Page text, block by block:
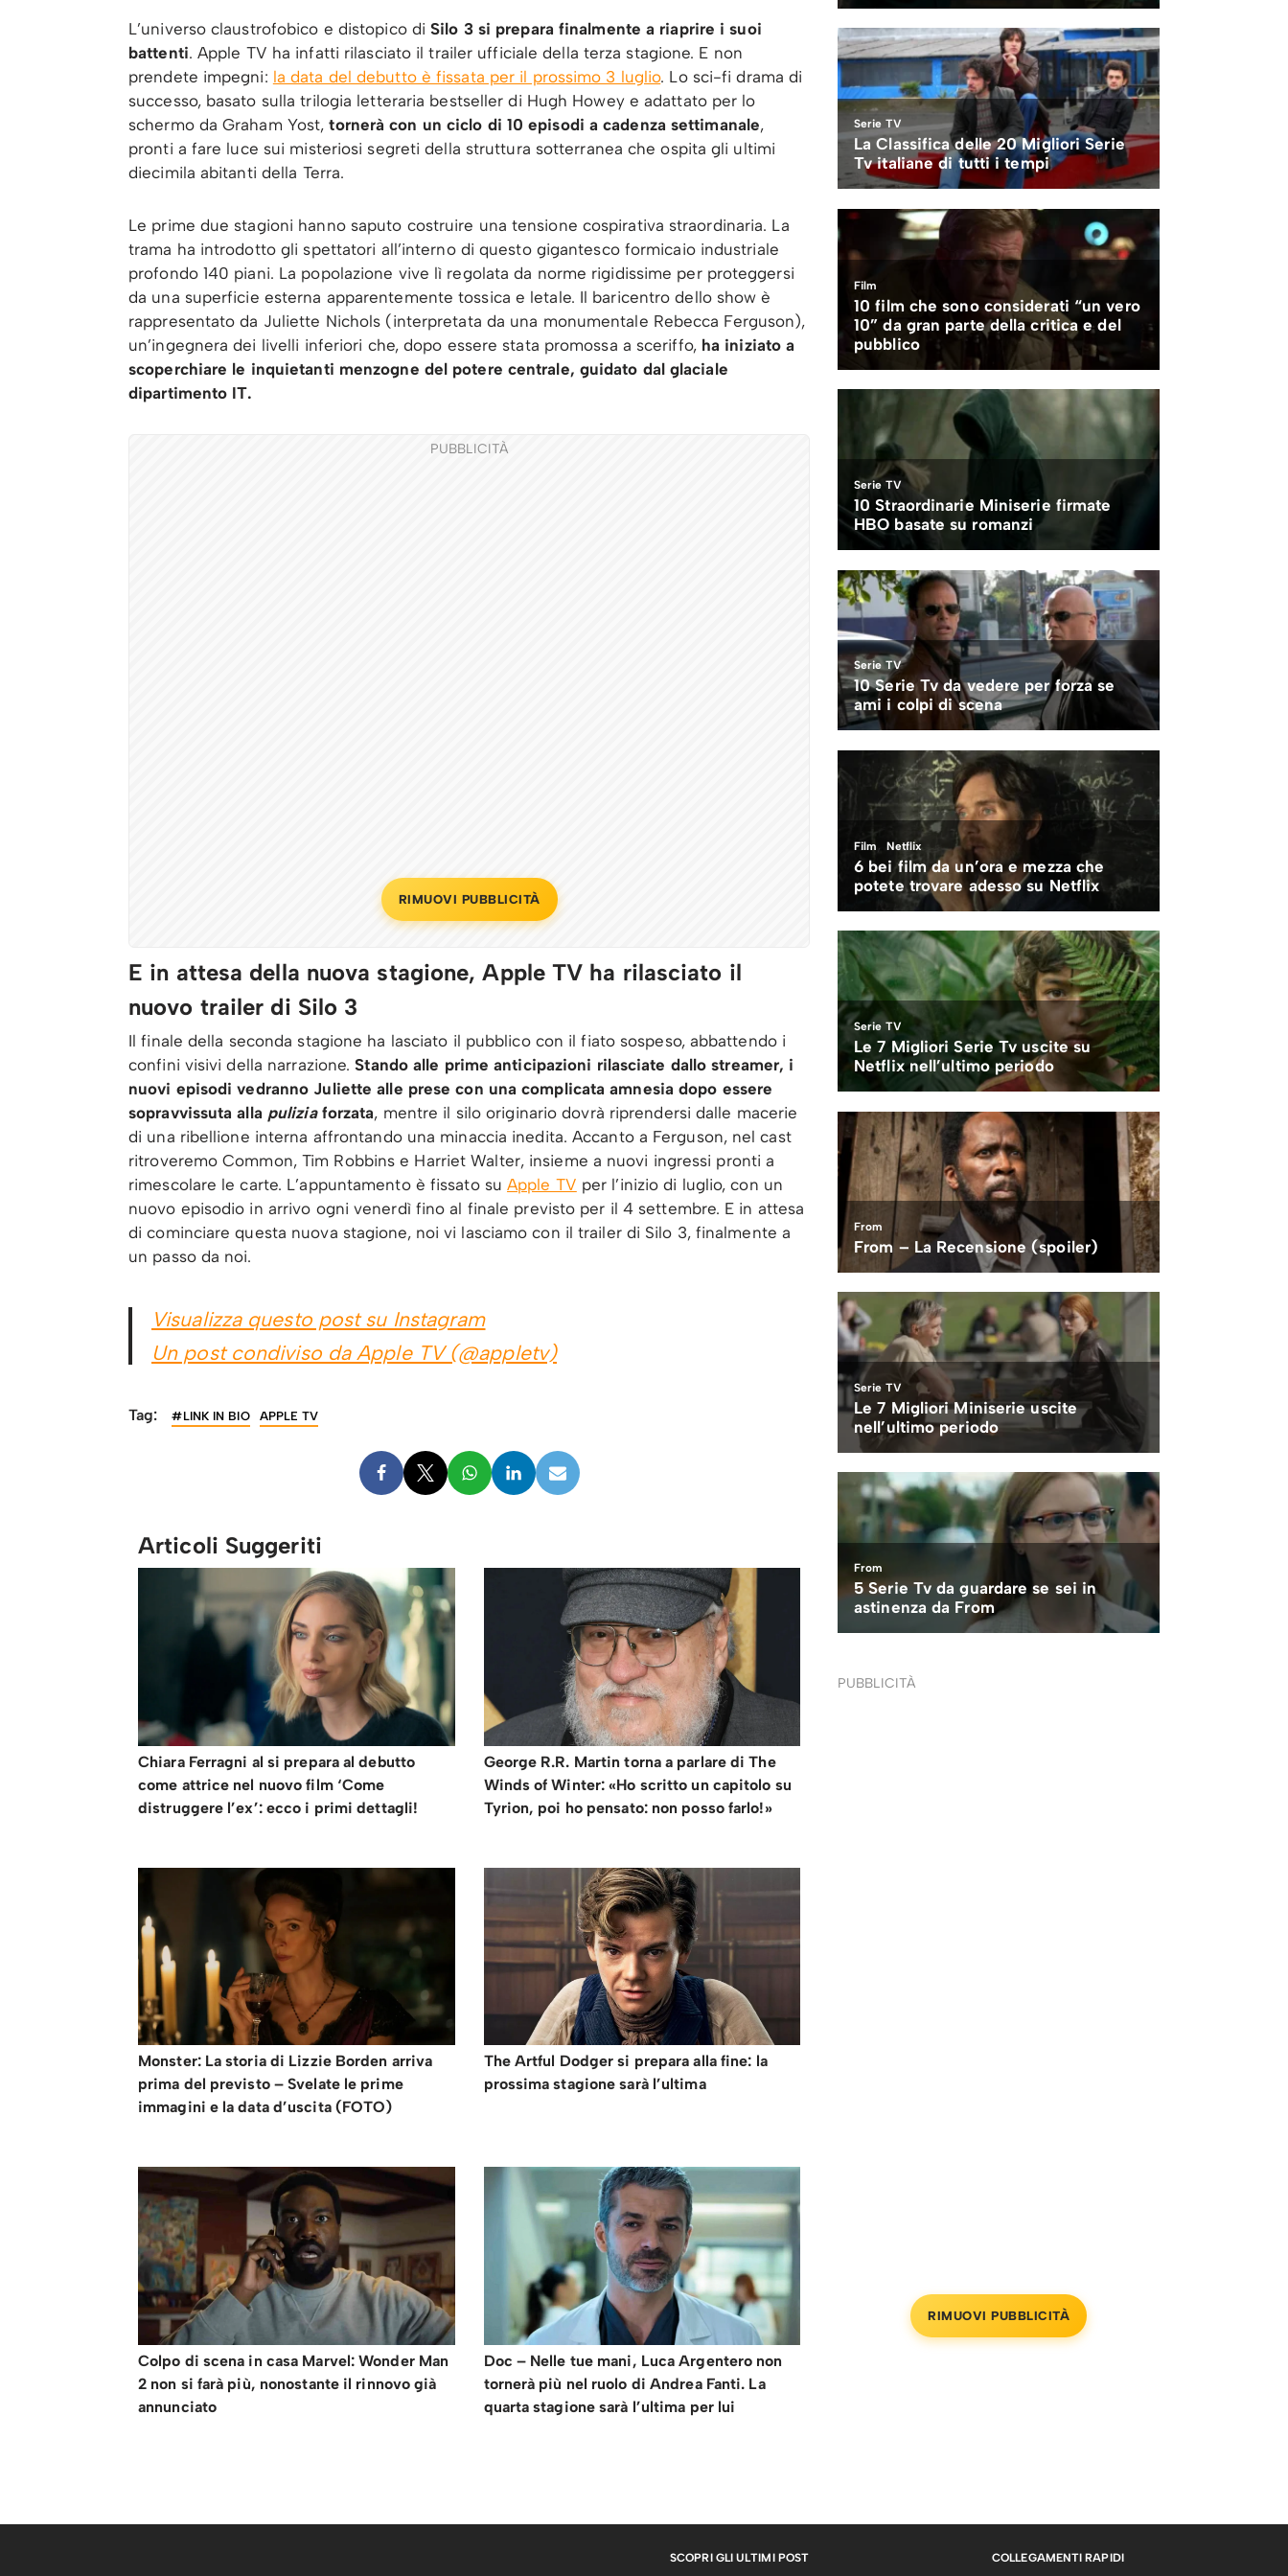
L’universo claustrofobico e distopico diSilo 3 si prepara finalmente a riaprire i suoi
battenti. Apple TV ha infatti rilasciato il trailer ufficiale della terza stagione. E non
prendete impegni: la data del debutto è fissata per il prossimo 3 luglio. Lo sci-fi drama di
successo, basato sulla trilogia letteraria bestseller di Hugh Howey e adattato per lo
schermo da Graham Yost,tornerà con un ciclo di 10 episodi a cadenza settimanale,
pronti a fare luce sui misteriosi segreti della struttura sotterranea che ospita gli ultimi
diecimila abitanti della Terra.
Le prime due stagioni hanno saputo costruire una tensione cospirativa straordinaria. La
trama ha introdotto gli spettatori all’interno di questo gigantesco formicaio industriale
profondo 140 piani. La popolazione vive lì regolata da norme rigidissime per proteggersi
da una superficie esterna apparentemente tossica e letale. Il baricentro dello show è
rappresentato da Juliette Nichols (interpretata da una monumentale Rebecca Ferguson),
un’ingegnera dei livelli inferiori che, dopo essere stata promossa a sceriffo, ha iniziato a
scoperchiare le inquietanti menzogne del potere centrale, guidato dal glaciale
dipartimento IT.
PUBBLICITÀ
RIMUOVI PUBBLICITÀ
E in attesa della nuova stagione, Apple TV ha rilasciato il
nuovo trailer di Silo 3
Il finale della seconda stagione ha lasciato il pubblico con il fiato sospeso, abbattendo i
confini visivi della narrazione.Stando alle prime anticipazioni rilasciate dallo streamer, i
nuovi episodi vedranno Juliette alle prese con una complicata amnesia dopo essere
sopravvissuta alla puliziaforzata, mentre il silo originario dovrà riprendersi dalle macerie
di una ribellione interna affrontando una minaccia inedita. Accanto a Ferguson, nel cast
ritroveremo Common, Tim Robbins e Harriet Walter, insieme a nuovi ingressi pronti a
rimescolare le carte. L’appuntamento è fissato suApple TV per l’inizio di luglio, con un
nuovo episodio in arrivo ogni venerdì fino al finale previsto per il 4 settembre. E in attesa
di cominciare questa nuova stagione, noi vi lasciamo con il trailer di Silo 3, finalmente a
un passo da noi.
Visualizza questo post su Instagram
Un post condiviso da Apple TV (@appletv)
Tag: #LINK IN BIO APPLE TV
Articoli Suggeriti
Chiara Ferragni al si prepara al debutto
come attrice nel nuovo film ‘Come
distruggere l’ex’: ecco i primi dettagli!
George R.R. Martin torna a parlare di The
Winds of Winter: «Ho scritto un capitolo su
Tyrion, poi ho pensato: non posso farlo!»
Monster: La storia di Lizzie Borden arriva
prima del previsto – Svelate le prime
immagini e la data d’uscita (FOTO)
The Artful Dodger si prepara alla fine: la
prossima stagione sarà l’ultima
Colpo di scena in casa Marvel: Wonder Man
2 non si farà più, nonostante il rinnovo già
annunciato
Doc – Nelle tue mani, Luca Argentero non
tornerà più nel ruolo di Andrea Fanti. La
quarta stagione sarà l’ultima per lui
PUBBLICITÀ
RIMUOVI PUBBLICITÀ
SCOPRI GLI ULTIMI POST COLLEGAMENTI RAPIDI